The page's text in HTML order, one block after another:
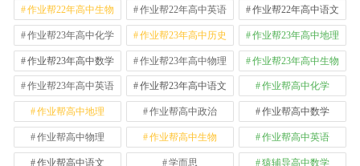
作业帮22年高中生物 作业帮22年高中英语 作业帮22年高中语文
作业帮23年高中化学 作业帮23年高中历史 作业帮23年高中地理
作业帮23年高中数学 作业帮23年高中物理 作业帮23年高中生物
作业帮23年高中英语 作业帮23年高中语文 作业帮高中化学
作业帮高中地理 作业帮高中政治 作业帮高中数学
作业帮高中物理 作业帮高中生物 作业帮高中英语
作业帮高中语文 学而思 猿辅导高中数学